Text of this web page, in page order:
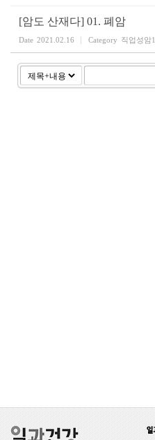
[암도 산재다] 01. 폐암
Date 2021.02.16 Category 직업성암